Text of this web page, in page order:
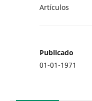
Artículos
Publicado
01-01-1971